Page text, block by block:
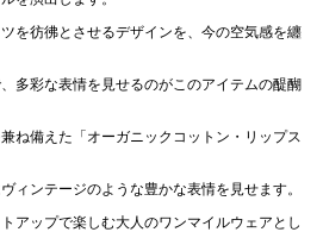
を彷彿とさせるデザインを、今の空気感を纏
多彩な表情を見せるのがこのアイテムの醍醐
ね備えた「オーガニックコットン・リップス
ィンテージのような豊かな表情を見せます。
アップで楽しむ大人のワンマイルウェアとし